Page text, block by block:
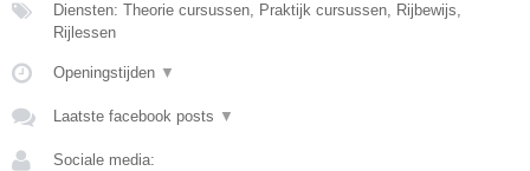
Diensten: Theorie cursussen, Praktijk cursussen, Rijbewijs,
Rijlessen
Openingstijden ▼
Laatste facebook posts ▼
Sociale media: